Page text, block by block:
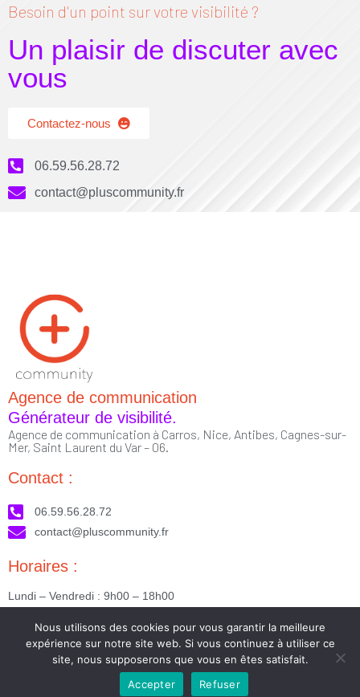
Besoin d'un point sur votre visibilité ?
Un plaisir de discuter avec
vous
Contactez-nous
06.59.56.28.72
contact@pluscommunity.fr
Agence de communication
Générateur de visibilité.
Agence de communication à Carros, Nice, Antibes, Cagnes-sur-
Mer, Saint Laurent du Var – 06.
Contact :
06.59.56.28.72
contact@pluscommunity.fr
Horaires :
Lundi – Vendredi : 9h00 – 18h00
Nous suivre :
Nous utilisons des cookies pour vous garantir la meilleure
expérience sur notre site web. Si vous continuez à utiliser ce
site, nous supposerons que vous en êtes satisfait.
Accepter
Refuser